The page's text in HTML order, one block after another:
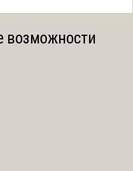
возможности